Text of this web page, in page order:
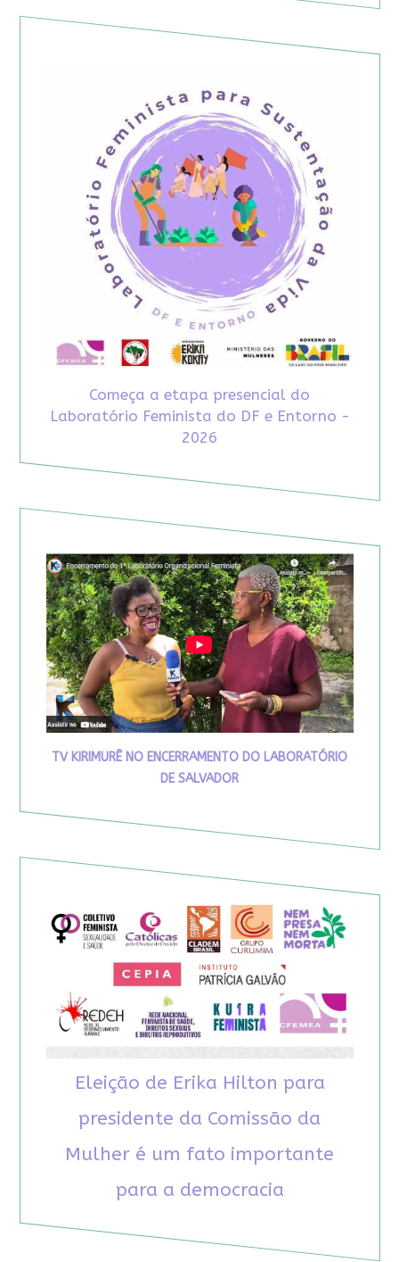
Começa a etapa presencial do
Laboratório Feminista do DF e Entorno -
2026
TV KIRIMURÊ NO ENCERRAMENTO DO LABORATÓRIO
DE SALVADOR
Eleição de Erika Hilton para
presidente da Comissão da
Mulher é um fato importante
para a democracia